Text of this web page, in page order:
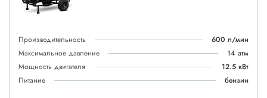
Производительность
600 л/мин
Максимальное давление
14 атм
Мощность двигателя
12.5 кВт
Питание
бензин